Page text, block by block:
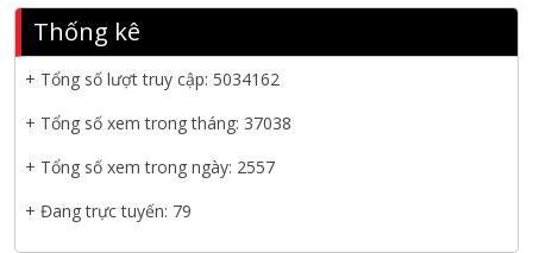
THƯ CHÚC MỪNG NĂM MỚI 2026
NANIBI VIỆT NAM YEAR END PARTY 2025 – ĐỒNG HÀNH
Nanibi cung cấp 3 tổ máy phát điện 3000kVA cho dự án Kho
cảng Cái Mép LNG
Thống kê
+ Tổng số lượt truy cập: 5034162
+ Tổng số xem trong tháng: 37038
+ Tổng số xem trong ngày: 2557
+ Đang trực tuyến: 79